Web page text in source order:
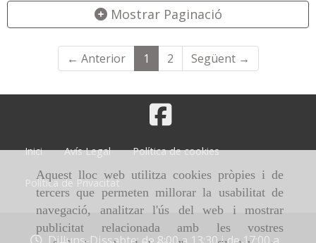
Aquest lloc web utilitza cookies pròpies i de
tercers que permeten millorar la usabilitat de
navegació, analitzar l'ús del web i mostrar
publicitat relacionada amb les vostres
Mostrar Paginació
← Anterior 1 2 Següent →
Inici Avís Legal Política de cookies
Política de Privacitat